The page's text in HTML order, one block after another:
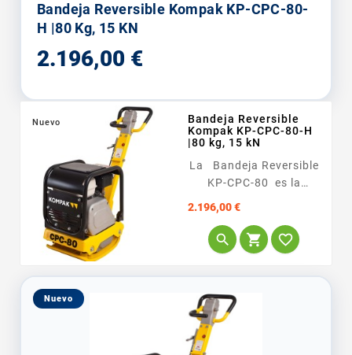
Bandeja Reversible Kompak KP-CPC-80-
H |80 Kg, 15 KN
2.196,00 €Precio
Nuevo
Bandeja Reversible
Kompak KP-CPC-80-H
|80 kg, 15 kN
La Bandeja Reversible
KP-CPC-80 es la
solución ideal para el
perfil de cliente
profesional que busca
ligereza y eficiencia en
2.196,00 €Precio
  
Nuevo